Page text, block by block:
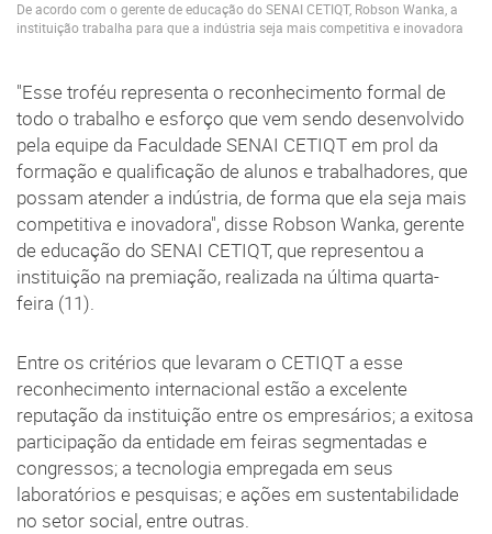
De acordo com o gerente de educação do SENAI CETIQT, Robson Wanka, a
instituição trabalha para que a indústria seja mais competitiva e inovadora
"Esse troféu representa o reconhecimento formal de
todo o trabalho e esforço que vem sendo desenvolvido
pela equipe da Faculdade SENAI CETIQT em prol da
formação e qualificação de alunos e trabalhadores, que
possam atender a indústria, de forma que ela seja mais
competitiva e inovadora", disse Robson Wanka, gerente
de educação do SENAI CETIQT, que representou a
instituição na premiação, realizada na última quarta-
feira (11).
Entre os critérios que levaram o CETIQT a esse
reconhecimento internacional estão a excelente
reputação da instituição entre os empresários; a exitosa
participação da entidade em feiras segmentadas e
congressos; a tecnologia empregada em seus
laboratórios e pesquisas; e ações em sustentabilidade
no setor social, entre outras.